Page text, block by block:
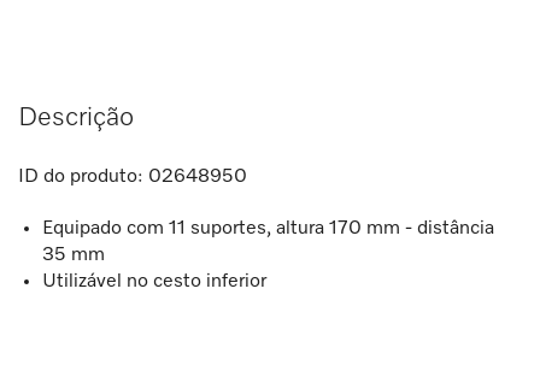
Descrição
ID do produto: 02648950
Equipado com 11 suportes, altura 170 mm - distância
35 mm
Utilizável no cesto inferior